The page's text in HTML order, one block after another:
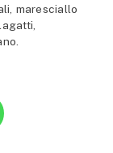
maresciallo
clic